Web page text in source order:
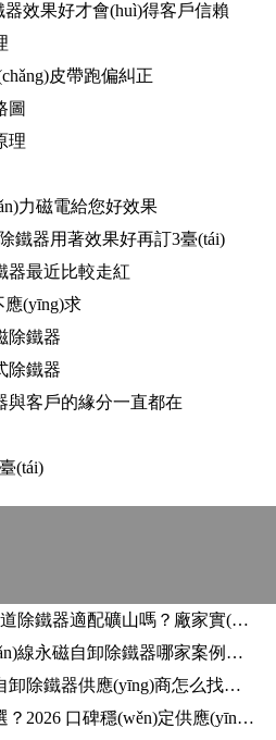
效果好才會(huì)得客戶信賴
皮帶跑偏糾正
圖
理
力磁電給您好效果
鐵器用著效果好再訂3臺(tái)
器最近比較走紅
應(yīng)求
除鐵器
除鐵器
與客戶的緣分一直都在
(tái)
四川成都 2026 稀土永磁管道除鐵器適配礦山嗎？廠家實(shí)操方案行業(yè)口碑盤(pán)點(diǎn)
山西大型建筑垃圾生產(chǎn)線永磁自卸除鐵器哪家案例多？2026 選購(gòu)攻略看誰(shuí)家？
浙江建筑垃圾資源化永磁自卸除鐵器供應(yīng)商怎么找？哪個(gè)廠家市場(chǎng)口碑領(lǐng)先？
云南建材永磁除鐵器怎么選？2026 口碑穩(wěn)定供應(yīng)商是誰(shuí)？